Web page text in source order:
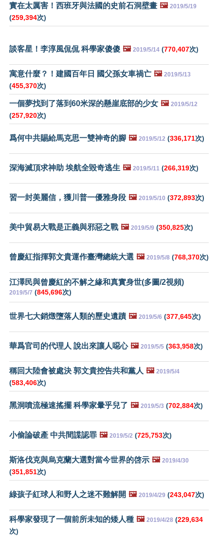
實在太厲害！西班牙與法國的史前石洞壁畫 🖼️ 2019/5/19
(259,394次)
談客星！李淳風侃侃 科學家傻傻 🖼️ 2019/5/14 (770,407次)
寓意什麼？！建國百年日 國父孫女車禍亡 🖼️ 2019/5/13
(455,370次)
一個夢找到了落到60米深的懸崖底部的少女 🖼️ 2019/5/12
(257,920次)
爲何中共賜給馬克思一雙神奇的腳 🖼️ 2019/5/12 (336,171次)
深海滅頂求神助 埃航全毀奇逃生 🖼️ 2019/5/11 (266,319次)
習一封美麗信，獲川普一優雅身段 🖼️ 2019/5/10 (372,893次)
美中貿易大戰是正義與邪惡之戰 🖼️ 2019/5/9 (350,825次)
曾慶紅指揮郭文貴運作臺灣總統大選 🖼️ 2019/5/8 (768,370次)
江澤民與曾慶紅的不解之緣和真實身世(多圖/2視頻)
2019/5/7 (845,696次)
世界七大銷燬墮落人類的歷史遺蹟 🖼️ 2019/5/6 (377,645次)
華爲官司的代理人 說出來讓人噁心 🖼️ 2019/5/5 (363,958次)
稱回大陸會被處決 郭文貴控告共和黨人 🖼️ 2019/5/4
(583,406次)
黑洞噴流極速搖擺 科學家暈乎兒了 🖼️ 2019/5/3 (702,884次)
小偷論破產 中共間諜認罪 🖼️ 2019/5/2 (725,753次)
斯洛伐克與烏克蘭大選對當今世界的啓示 🖼️ 2019/4/30
(351,851次)
綠孩子紅球人和野人之迷不難解開 🖼️ 2019/4/29 (243,047次)
科學家發現了一個前所未知的矮人種 🖼️ 2019/4/28 (229,634
次)